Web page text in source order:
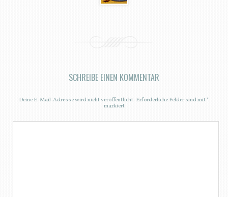
SCHREIBE EINEN KOMMENTAR
Deine E-Mail-Adresse wird nicht veröffentlicht. Erforderliche Felder sind mit*
markiert